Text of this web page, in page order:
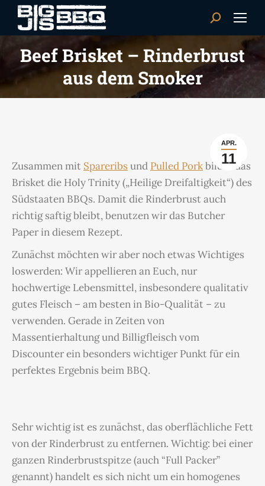
Search:
Beef Brisket – Rinderbrust
aus dem Smoker
APR.
11
Zusammen mit Spareribs und Pulled Porkbildet das
Brisket die Holy Trinity („Heilige Dreifaltigkeit“) des
Südstaaten BBQs. Damit die Rinderbrust auch
richtig saftig bleibt, benutzen wir das Butcher
Paper in diesem Rezept.
Zunächst möchten wir aber noch etwas Wichtiges
loswerden: Wir appellieren an Euch, nur
hochwertige Lebensmittel, insbesondere qualitativ
gutes Fleisch – am besten in Bio-Qualität – zu
verwenden. Gerade in Zeiten von
Massentierhaltung und Billigfleisch vom
Discounter ein besonders wichtiger Punkt für ein
perfektes Ergebnis beim BBQ.
Sehr wichtig ist es zunächst, das oberflächliche Fett
von der Rinderbrust zu entfernen. Wichtig: bei einer
ganzen Rinderbrustspitze (auch “Full Packer”
genannt) handelt es sich nicht um ein homogenes